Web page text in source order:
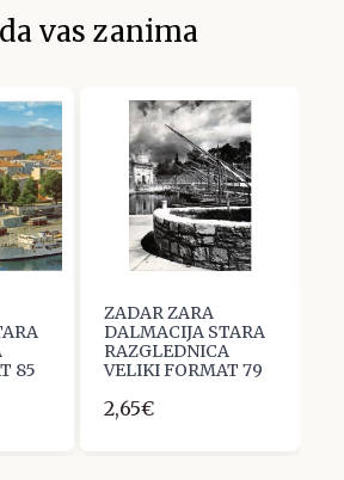
vas zanima
85
ZADAR ZARA
DALMACIJA STARA
RAZGLEDNICA
VELIKI FORMAT 79
2,65€